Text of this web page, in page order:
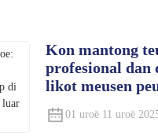
Kon mantong
profesional dan
likot meusen
01 uroë 11 uroë